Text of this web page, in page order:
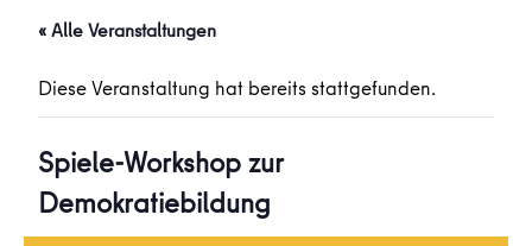
« Alle Veranstaltungen
Diese Veranstaltung hat bereits stattgefunden.
Spiele-Workshop zur
Demokratiebildung